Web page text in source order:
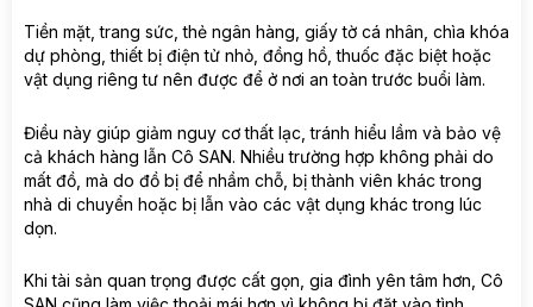
Tiền mặt, trang sức, thẻ ngân hàng, giấy tờ cá nhân, chìa khóa
dự phòng, thiết bị điện tử nhỏ, đồng hồ, thuốc đặc biệt hoặc
vật dụng riêng tư nên được để ở nơi an toàn trước buổi làm.
Điều này giúp giảm nguy cơ thất lạc, tránh hiểu lầm và bảo vệ
cả khách hàng lẫn Cô SAN. Nhiều trường hợp không phải do
mất đồ, mà do đồ bị để nhầm chỗ, bị thành viên khác trong
nhà di chuyển hoặc bị lẫn vào các vật dụng khác trong lúc
dọn.
Khi tài sản quan trọng được cất gọn, gia đình yên tâm hơn, Cô